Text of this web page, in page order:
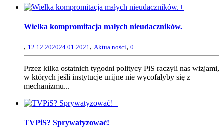
+
Wielka kompromitacja małych nieudaczników.
, 12.12.202024.01.2021 , Aktualności, 0
Przez kilka ostatnich tygodni politycy PiS raczyli nas wizjami,
w których jeśli instytucje unijne nie wycofałyby się z
mechanizmu...
+
TVPiS? Sprywatyzować!